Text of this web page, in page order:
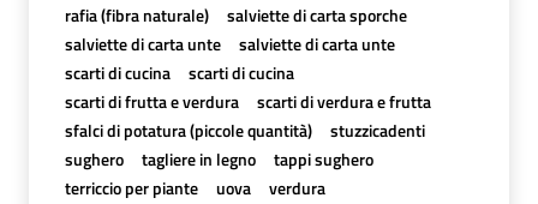
rafia (fibra naturale)
salviette di carta sporche
salviette di carta unte
salviette di carta unte
scarti di cucina
scarti di cucina
scarti di frutta e verdura
scarti di verdura e frutta
sfalci di potatura (piccole quantità)
stuzzicadenti
sughero
tagliere in legno
tappi sughero
terriccio per piante
uova verdura